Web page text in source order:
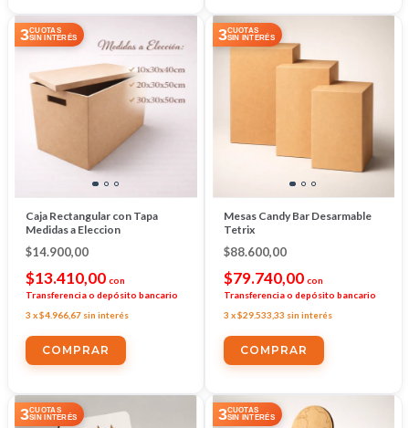
3CUOTAS
SIN INTERÉS
Caja Rectangular con Tapa
Medidas a Eleccion
$14.900,00
$13.410,00 con
Transferencia o depósito bancario
3 x$4.966,67 sin interés
COMPRAR
3CUOTAS
SIN INTERÉS
Mesas Candy Bar Desarmable
Tetrix
$88.600,00
$79.740,00 con
Transferencia o depósito bancario
3 x$29.533,33 sin interés
3CUOTAS
SIN INTERÉS
3CUOTAS
SIN INTERÉS